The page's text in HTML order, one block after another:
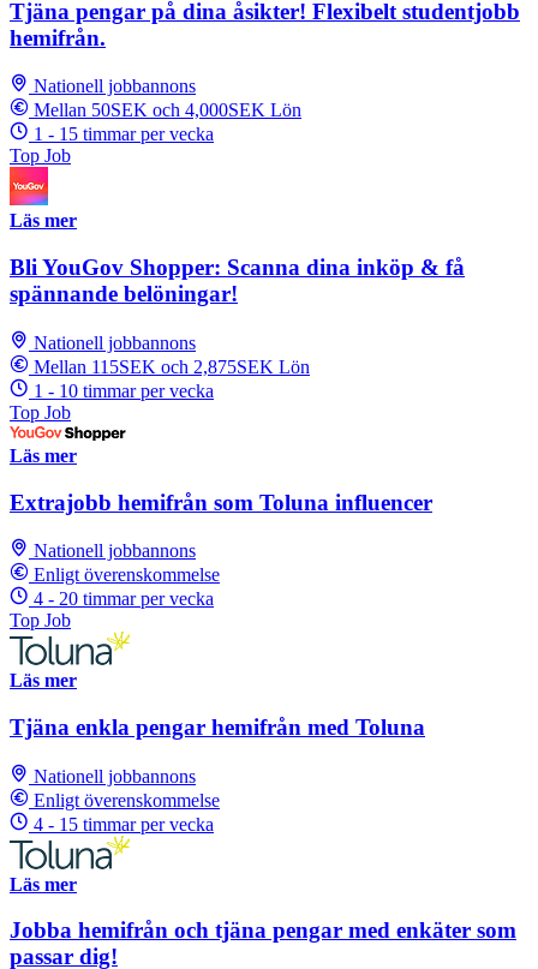
Tjäna pengar på dina åsikter! Flexibelt studentjobb
hemifrån.
Nationell jobbannons
Mellan 50SEK och 4,000SEK Lön
1 - 15 timmar per vecka
Top Job
Läs mer
Bli YouGov Shopper: Scanna dina inköp & få
spännande belöningar!
Nationell jobbannons
Mellan 115SEK och 2,875SEK Lön
1 - 10 timmar per vecka
Top Job
Läs mer
Extrajobb hemifrån som Toluna influencer
Nationell jobbannons
Enligt överenskommelse
4 - 20 timmar per vecka
Top Job
Läs mer
Tjäna enkla pengar hemifrån med Toluna
Nationell jobbannons
Enligt överenskommelse
4 - 15 timmar per vecka
Läs mer
Jobba hemifrån och tjäna pengar med enkäter som
passar dig!